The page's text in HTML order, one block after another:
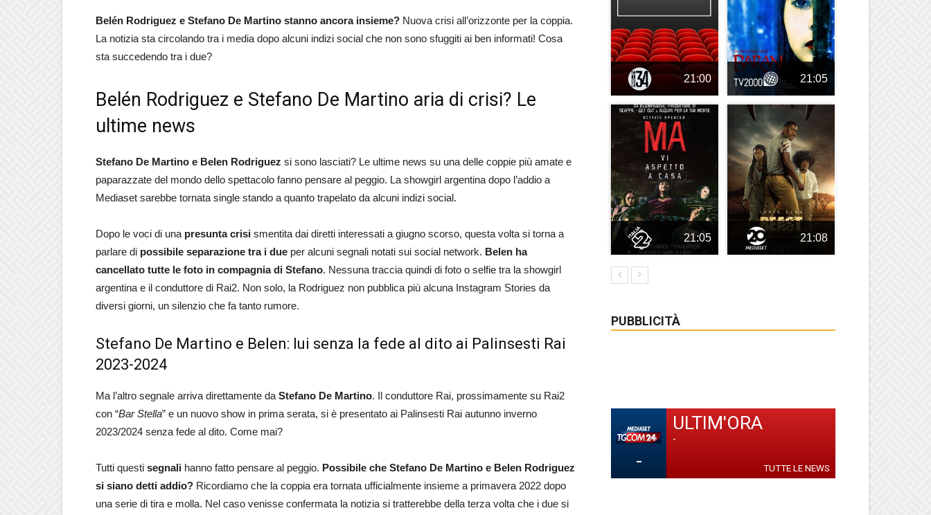
Belén Rodriguez e Stefano De Martino stanno ancora insieme? Nuova crisi all’orizzonte per la coppia.
La notizia sta circolando tra i media dopo alcuni indizi social che non sono sfuggiti ai ben informati! Cosa
sta succedendo tra i due?
Belén Rodriguez e Stefano De Martino aria di crisi? Le
ultime news
Stefano De Martino e Belen Rodriguez si sono lasciati? Le ultime news su una delle coppie più amate e
paparazzate del mondo dello spettacolo fanno pensare al peggio. La showgirl argentina dopo l’addio a
Mediaset sarebbe tornata single stando a quanto trapelato da alcuni indizi social.
Dopo le voci di una presunta crisi smentita dai diretti interessati a giugno scorso, questa volta si torna a
parlare di possibile separazione tra i due per alcuni segnali notati sui social network. Belen ha
cancellato tutte le foto in compagnia di Stefano. Nessuna traccia quindi di foto o selfie tra la showgirl
argentina e il conduttore di Rai2. Non solo, la Rodriguez non pubblica più alcuna Instagram Stories da
diversi giorni, un silenzio che fa tanto rumore.
Stefano De Martino e Belen: lui senza la fede al dito ai Palinsesti Rai
2023-2024
Ma l’altro segnale arriva direttamente da Stefano De Martino. Il conduttore Rai, prossimamente su Rai2
con “Bar Stella” e un nuovo show in prima serata, si è presentato ai Palinsesti Rai autunno inverno
2023/2024 senza fede al dito. Come mai?
Tutti questi segnali hanno fatto pensare al peggio. Possibile che Stefano De Martino e Belen Rodriguez
si siano detti addio? Ricordiamo che la coppia era tornata ufficialmente insieme a primavera 2022 dopo
una serie di tira e molla. Nel caso venisse confermata la notizia si tratterebbe della terza volta che i due si
21:00 21:05
21:05 21:08
PUBBLICITÀ
-
ULTIM'ORA
-
TUTTE LE NEWS